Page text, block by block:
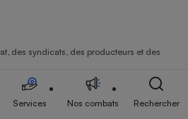
des syndicats, des producteurs et des
Services Nos combats Rechercher